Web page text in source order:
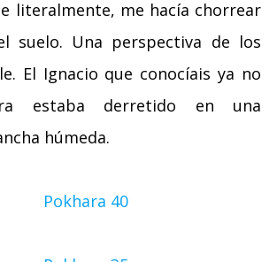
literalmente, me hacía chorrear
suelo. Una perspectiva de los
El Ignacio que conocíais ya no
estaba derretido en una
húmeda.